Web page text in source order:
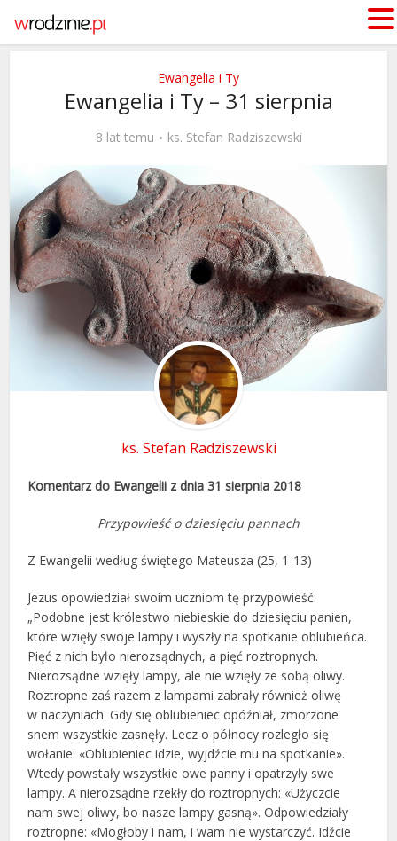
Ewangelia i Ty
Ewangelia i Ty – 31 sierpnia
8 lat temu ks. Stefan Radziszewski
ks. Stefan Radziszewski
Komentarz do Ewangelii z dnia 31 sierpnia 2018
Przypowieść o dziesięciu pannach
Z Ewangelii według świętego Mateusza (25, 1-13)
Jezus opowiedział swoim uczniom tę przypowieść:
„Podobne jest królestwo niebieskie do dziesięciu panien,
które wzięły swoje lampy i wyszły na spotkanie oblubieńca.
Pięć z nich było nierozsądnych, a pięć roztropnych.
Nierozsądne wzięły lampy, ale nie wzięły ze sobą oliwy.
Roztropne zaś razem z lampami zabrały również oliwę
w naczyniach. Gdy się oblubieniec opóźniał, zmorzone
snem wszystkie zasnęły. Lecz o północy rozległo się
wołanie: «Oblubieniec idzie, wyjdźcie mu na spotkanie».
Wtedy powstały wszystkie owe panny i opatrzyły swe
lampy. A nierozsądne rzekły do roztropnych: «Użyczcie
nam swej oliwy, bo nasze lampy gasną». Odpowiedziały
roztropne: «Mogłoby i nam, i wam nie wystarczyć. Idźcie